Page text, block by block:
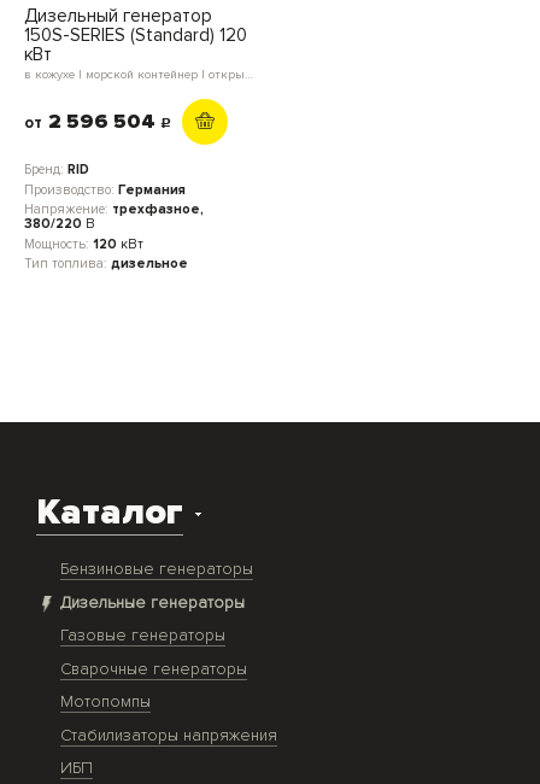
Дизельный генератор
150S-SERIES (Standard) 120
кВт
в кожухе | морской контейнер | открытое исполнение | блок-контейнер
от 2 596 504 c
Бренд: RID
Производство: Германия
Напряжение: трехфазное,
380/220 В
Мощность: 120 кВт
Тип топлива: дизельное
Каталог
Бензиновые генераторы
Дизельные генераторы
Газовые генераторы
Сварочные генераторы
Мотопомпы
Стабилизаторы напряжения
ИБП